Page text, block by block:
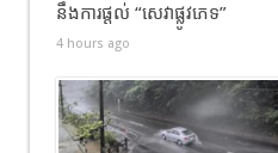
នឹងការផ្តល់ “សេវាផ្លូវភេទ”
4 hours ago